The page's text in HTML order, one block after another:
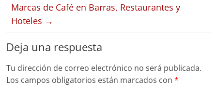
Marcas de Café en Barras, Restaurantes y
Hoteles →
Deja una respuesta
Tu dirección de correo electrónico no será publicada.
Los campos obligatorios están marcados con*